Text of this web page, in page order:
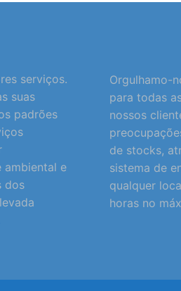
serviços.
suas
padrões
ambiental e
dos
Orgulhamo-
para todas
nossos
de stocks,
sistema de
qualquer
horas no